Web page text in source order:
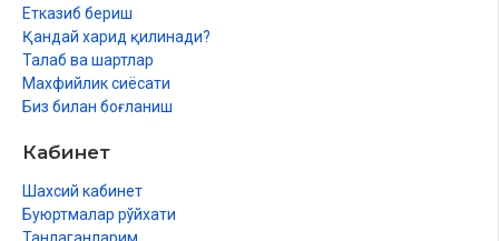
Етказиб бериш
Қандай харид қилинади?
Талаб ва шартлар
Махфийлик сиёсати
Биз билан боғланиш
Кабинет
Шахсий кабинет
Буюртмалар рўйхати